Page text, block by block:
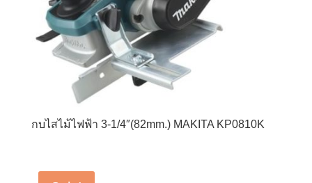
กบไสไม้ไฟฟ้า 3-1/4″(82mm.) MAKITA KP0810K